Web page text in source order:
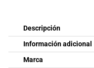
Descripción
Información adicional
Marca